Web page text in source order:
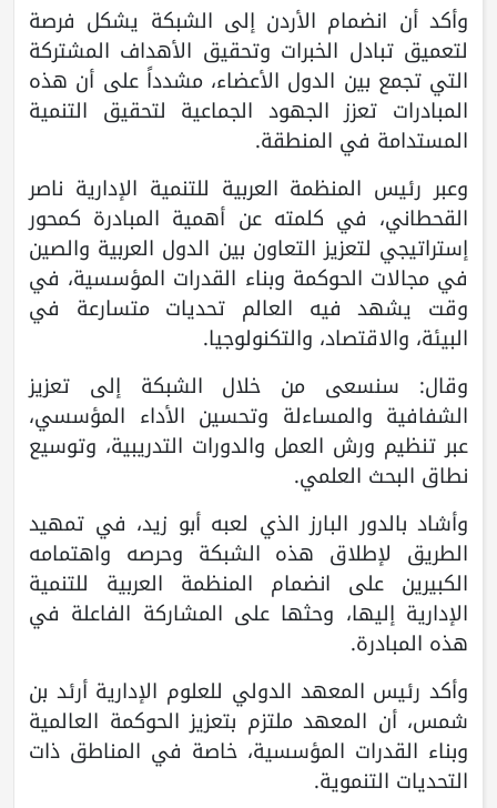
وأكد أن انضمام الأردن إلى الشبكة يشكل فرصة
لتعميق تبادل الخبرات وتحقيق الأهداف المشتركة
التي تجمع بين الدول الأعضاء، مشدداً على أن هذه
المبادرات تعزز الجهود الجماعية لتحقيق التنمية
المستدامة في المنطقة.
وعبر رئيس المنظمة العربية للتنمية الإدارية ناصر
القحطاني، في كلمته عن أهمية المبادرة كمحور
إستراتيجي لتعزيز التعاون بين الدول العربية والصين
في مجالات الحوكمة وبناء القدرات المؤسسية، في
وقت يشهد فيه العالم تحديات متسارعة في
البيئة، والاقتصاد، والتكنولوجيا.
وقال: سنسعى من خلال الشبكة إلى تعزيز
الشفافية والمساءلة وتحسين الأداء المؤسسي،
عبر تنظيم ورش العمل والدورات التدريبية، وتوسيع
نطاق البحث العلمي.
وأشاد بالدور البارز الذي لعبه أبو زيد، في تمهيد
الطريق لإطلاق هذه الشبكة وحرصه واهتمامه
الكبيرين على انضمام المنظمة العربية للتنمية
الإدارية إليها، وحثها على المشاركة الفاعلة في
هذه المبادرة.
وأكد رئيس المعهد الدولي للعلوم الإدارية أرئد بن
شمس، أن المعهد ملتزم بتعزيز الحوكمة العالمية
وبناء القدرات المؤسسية، خاصة في المناطق ذات
التحديات التنموية.